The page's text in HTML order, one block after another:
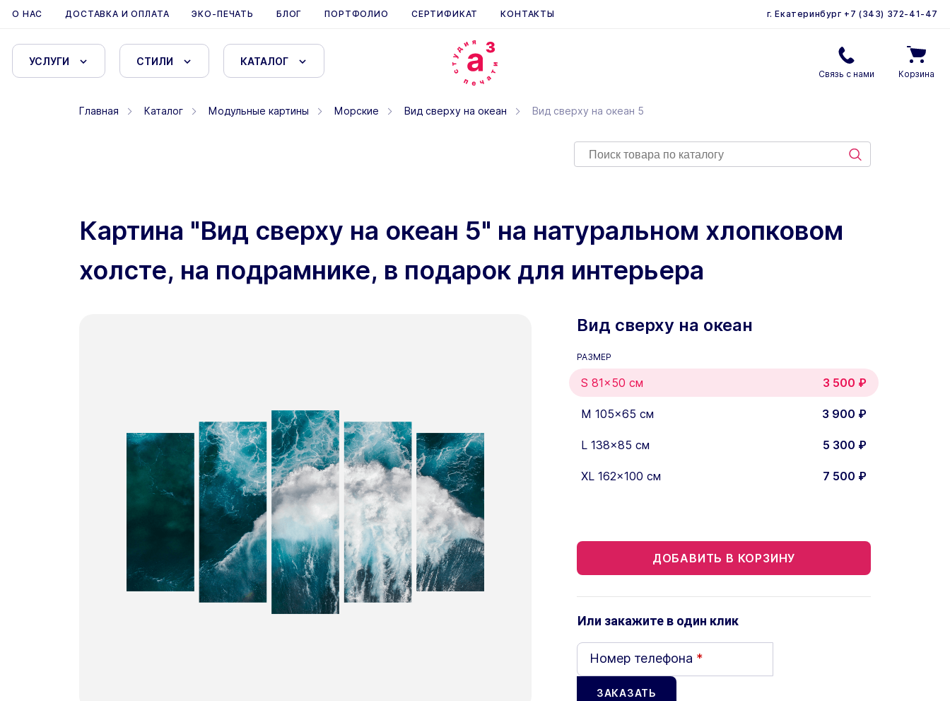
О НАС ДОСТАВКА И ОПЛАТА ЭКО-ПЕЧАТЬ БЛОГ ПОРТФОЛИО СЕРТИФИКАТ КОНТАКТЫ г. Екатеринбург +7 (343) 372-41-47
УСЛУГИ СТИЛИ КАТАЛОГ
Связь с нами Корзина
Главная Каталог Модульные картины Морские Вид сверху на океан Вид сверху на океан 5
Картина "Вид сверху на океан 5" на натуральном хлопковом
холсте, на подрамнике, в подарок для интерьера
Вид сверху на океан
РАЗМЕР
S 81x50 см 3 500 ₽
M 105x65 см 3 900 ₽
L 138x85 см 5 300 ₽
XL 162x100 см 7 500 ₽
ДОБАВИТЬ В КОРЗИНУ
Или закажите в один клик
Номер телефона *